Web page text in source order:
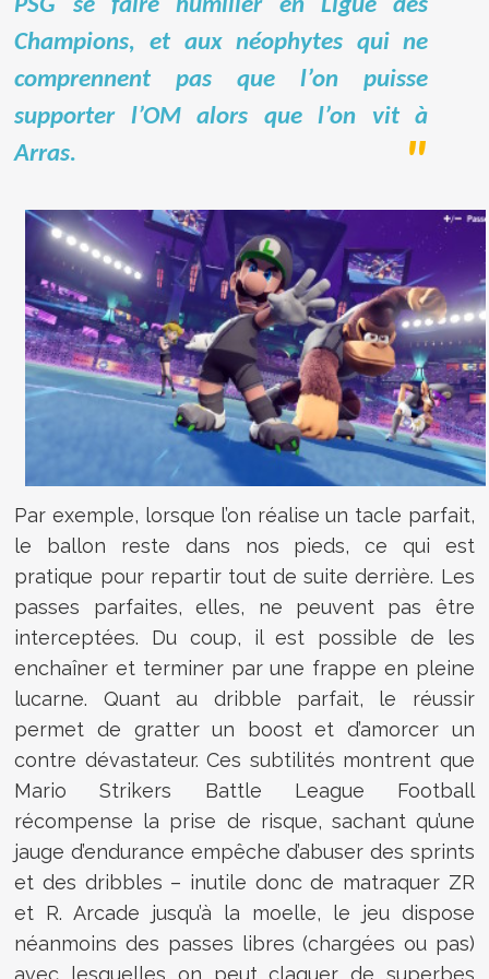
PSG se faire humilier en Ligue des
Champions, et aux néophytes qui ne
comprennent pas que l’on puisse
supporter l’OM alors que l’on vit à
Arras.
Par exemple, lorsque l’on réalise un tacle parfait,
le ballon reste dans nos pieds, ce qui est
pratique pour repartir tout de suite derrière. Les
passes parfaites, elles, ne peuvent pas être
interceptées. Du coup, il est possible de les
enchaîner et terminer par une frappe en pleine
lucarne. Quant au dribble parfait, le réussir
permet de gratter un boost et d’amorcer un
contre dévastateur. Ces subtilités montrent que
Mario Strikers Battle League Football
récompense la prise de risque, sachant qu’une
jauge d’endurance empêche d’abuser des sprints
et des dribbles – inutile donc de matraquer ZR
et R. Arcade jusqu’à la moelle, le jeu dispose
néanmoins des passes libres (chargées ou pas)
avec lesquelles on peut claquer de superbes